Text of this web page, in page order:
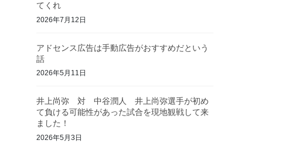
てくれ
2026年7月12日
アドセンス広告は手動広告がおすすめだという
話
2026年5月11日
井上尚弥 対 中谷潤人 井上尚弥選手が初め
て負ける可能性があった試合を現地観戦して来
ました！
2026年5月3日